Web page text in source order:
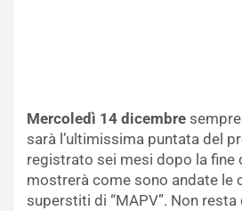
Mercoledì 14 dicembre
sarà l’ultimissima puntata del
registrato sei mesi dopo la fine
mostrerà come sono andate le
superstiti di “MAPV”. Non resta